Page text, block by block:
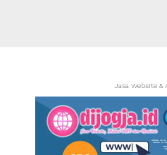
Jasa Website &